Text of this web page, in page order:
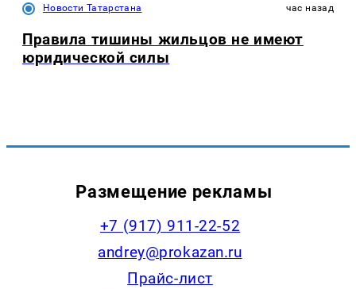
Новости Татарстана час назад
Правила тишины жильцов не имеют
юридической силы
Размещение рекламы
+7 (917) 911-22-52
andrey@prokazan.ru
Прайс-лист